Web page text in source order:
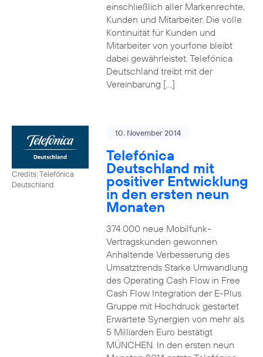
einschließlich aller Markenrechte,
Kunden und Mitarbeiter. Die volle
Kontinuität für Kunden und
Mitarbeiter von yourfone bleibt
dabei gewährleistet. Telefónica
Deutschland treibt mit der
Vereinbarung […]
Credits: Telefónica
Deutschland
10. November 2014
Telefónica
Deutschland mit
positiver Entwicklung
in den ersten neun
Monaten
374.000 neue Mobilfunk-
Vertragskunden gewonnen
Anhaltende Verbesserung des
Umsatztrends Starke Umwandlung
des Operating Cash Flow in Free
Cash Flow Integration der E-Plus
Gruppe mit Hochdruck gestartet
Erwartete Synergien von mehr als
5 Milliarden Euro bestätigt
MÜNCHEN. In den ersten neun